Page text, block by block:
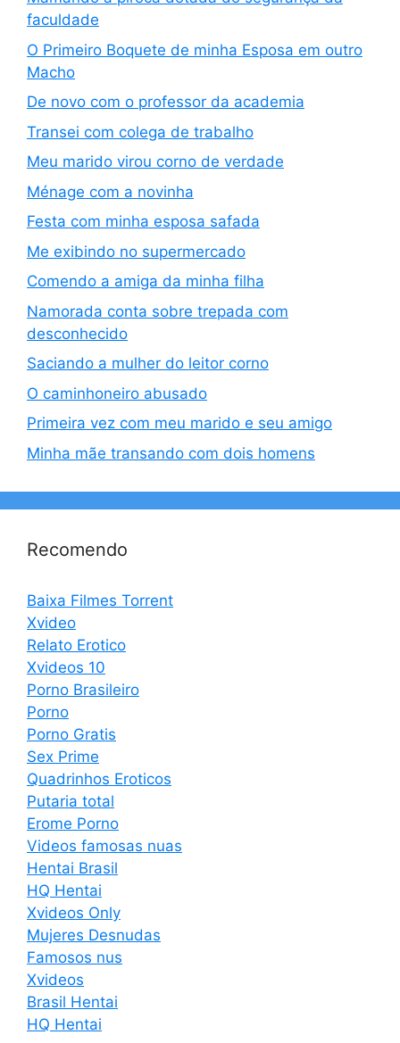
faculdade
O Primeiro Boquete de minha Esposa em outro
Macho
De novo com o professor da academia
Transei com colega de trabalho
Meu marido virou corno de verdade
Ménage com a novinha
Festa com minha esposa safada
Me exibindo no supermercado
Comendo a amiga da minha filha
Namorada conta sobre trepada com
desconhecido
Saciando a mulher do leitor corno
O caminhoneiro abusado
Primeira vez com meu marido e seu amigo
Minha mãe transando com dois homens
Recomendo
Baixa Filmes Torrent
Xvideo
Relato Erotico
Xvideos 10
Porno Brasileiro
Porno
Porno Gratis
Sex Prime
Quadrinhos Eroticos
Putaria total
Erome Porno
Videos famosas nuas
Hentai Brasil
HQ Hentai
Xvideos Only
Mujeres Desnudas
Famosos nus
Xvideos
Brasil Hentai
HQ Hentai